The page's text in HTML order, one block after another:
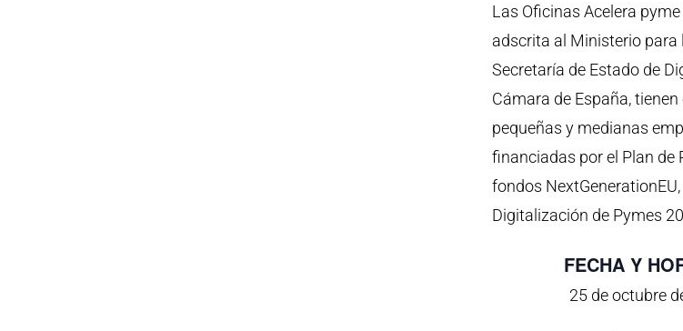
Las Oficinas Acelera
adscrita al Ministerio para
Secretaría de Estado de
Cámara de España,
pequeñas y medianas
financiadas por el Plan de
fondos
Digitalización de Pymes
FECHA Y
25 de octubre